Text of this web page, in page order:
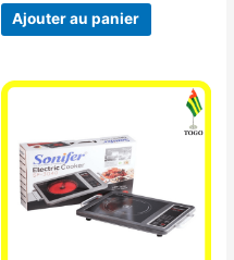
Ajouter au panier